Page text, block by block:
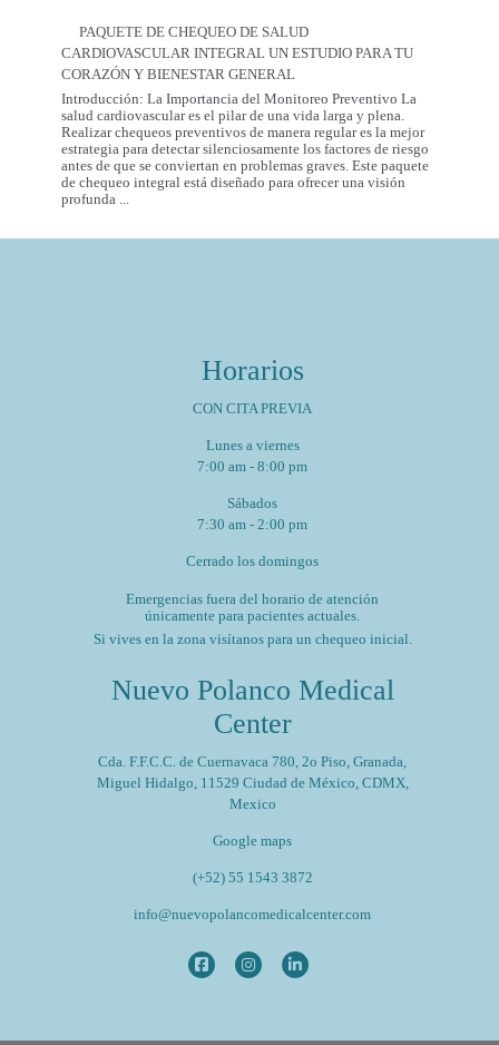
PAQUETE DE CHEQUEO DE SALUD
CARDIOVASCULAR INTEGRAL UN ESTUDIO PARA TU
CORAZÓN Y BIENESTAR GENERAL
Introducción: La Importancia del Monitoreo Preventivo La
salud cardiovascular es el pilar de una vida larga y plena.
Realizar chequeos preventivos de manera regular es la mejor
estrategia para detectar silenciosamente los factores de riesgo
antes de que se conviertan en problemas graves. Este paquete
de chequeo integral está diseñado para ofrecer una visión
profunda ...
Horarios
CON CITA PREVIA
Lunes a viernes
7:00 am - 8:00 pm
Sábados
7:30 am - 2:00 pm
Cerrado los domingos
Emergencias fuera del horario de atención
únicamente para pacientes actuales.
Si vives en la zona visítanos para un chequeo inicial.
Nuevo Polanco Medical
Center
Cda. F.F.C.C. de Cuernavaca 780, 2o Piso, Granada,
Miguel Hidalgo, 11529 Ciudad de México, CDMX,
Mexico
Google maps
(+52) 55 1543 3872
info@nuevopolancomedicalcenter.com